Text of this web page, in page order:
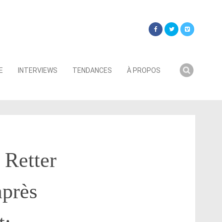
INTERVIEWS TENDANCES À PROPOS
Retter